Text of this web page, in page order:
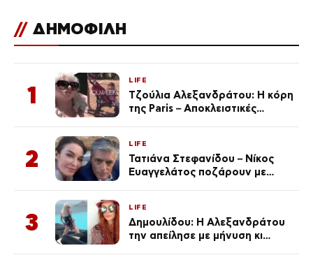
// ΔΗΜΟΦΙΛΗ
1
LIFE
Τζούλια Αλεξανδράτου: Η κόρη
της Paris – Αποκλειστικές
2
LIFE
Τατιάνα Στεφανίδου – Νίκος
Ευαγγελάτος ποζάρουν με
3
LIFE
Δημουλίδου: Η Αλεξανδράτου
την απείλησε με μήνυση κι